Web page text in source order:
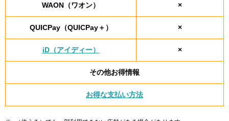
WAON（ワオン） ×
QUICPay（QUICPay＋） ×
iD（アイディー） ×
その他お得情報
お得な支払い方法